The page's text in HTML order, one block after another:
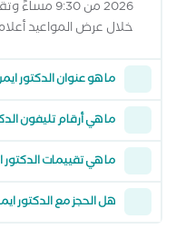
2026 من
خلال عرض المواعيد أعلاه
ما هو عنوان الدكتور
ما هي أرقام تليفون
ما هي تقييمات
هل الحجز مع الدكتور